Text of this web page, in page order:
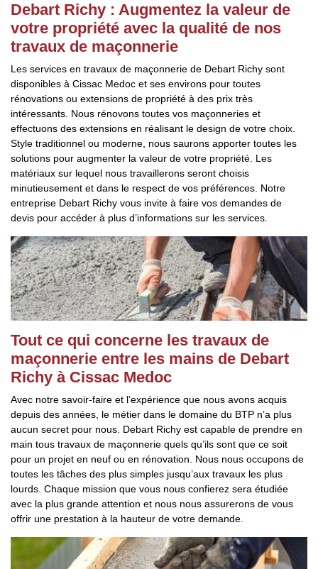
Debart Richy : Augmentez la valeur de
votre propriété avec la qualité de nos
travaux de maçonnerie
Les services en travaux de maçonnerie de Debart Richy sont
disponibles à Cissac Medoc et ses environs pour toutes
rénovations ou extensions de propriété à des prix très
intéressants. Nous rénovons toutes vos maçonneries et
effectuons des extensions en réalisant le design de votre choix.
Style traditionnel ou moderne, nous saurons apporter toutes les
solutions pour augmenter la valeur de votre propriété. Les
matériaux sur lequel nous travaillerons seront choisis
minutieusement et dans le respect de vos préférences. Notre
entreprise Debart Richy vous invite à faire vos demandes de
devis pour accéder à plus d’informations sur les services.
Tout ce qui concerne les travaux de
maçonnerie entre les mains de Debart
Richy à Cissac Medoc
Avec notre savoir-faire et l’expérience que nous avons acquis
depuis des années, le métier dans le domaine du BTP n’a plus
aucun secret pour nous. Debart Richy est capable de prendre en
main tous travaux de maçonnerie quels qu’ils sont que ce soit
pour un projet en neuf ou en rénovation. Nous nous occupons de
toutes les tâches des plus simples jusqu’aux travaux les plus
lourds. Chaque mission que vous nous confierez sera étudiée
avec la plus grande attention et nous nous assurerons de vous
offrir une prestation à la hauteur de votre demande.